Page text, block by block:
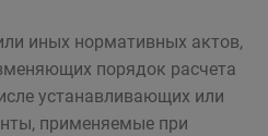
иных нормативных актов,
порядок расчета
устанавливающих или
применяемые при